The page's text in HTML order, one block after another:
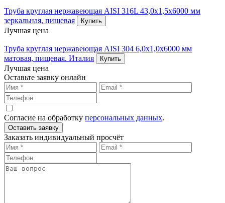
Труба круглая нержавеющая AISI 316L 43,0х1,5х6000 мм
зеркальная, пищевая
Купить
Лучшая цена
Труба круглая нержавеющая AISI 304 6,0х1,0х6000 мм
матовая, пищевая. Италия
Купить
Лучшая цена
Оставьте заявку онлайн
Согласие на обработку персональных данных.
Оставить заявку
Заказать индивидуальный просчёт